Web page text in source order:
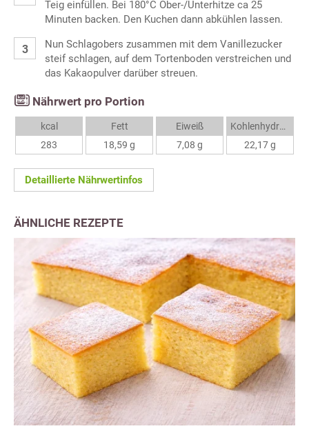
Teig einfüllen. Bei 180°C Ober-/Unterhitze ca 25
Minuten backen. Den Kuchen dann abkühlen lassen.
Nun Schlagobers zusammen mit dem Vanillezucker
steif schlagen, auf dem Tortenboden verstreichen und
das Kakaopulver darüber streuen.
Nährwert pro Portion
kcal
283
Fett
18,59 g
Eiweiß
7,08 g
Kohlenhydrate
22,17 g
Detaillierte Nährwertinfos
ÄHNLICHE REZEPTE